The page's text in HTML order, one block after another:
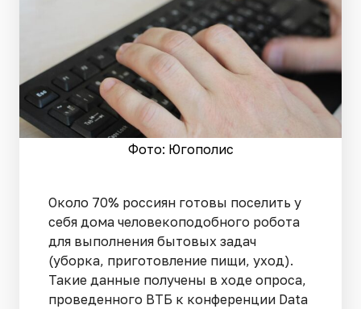
Фото: Югополис
Около 70% россиян готовы поселить у
себя дома человекоподобного робота
для выполнения бытовых задач
(уборка, приготовление пищи, уход).
Такие данные получены в ходе опроса,
проведенного ВТБ к конференции Data